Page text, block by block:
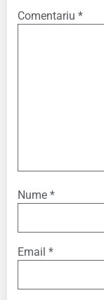
Comentariu *
Nume *
Email *